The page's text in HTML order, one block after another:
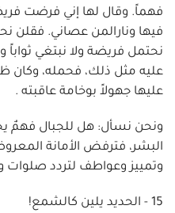
فهماً. وقال لها إني فرضت
فيها ونارالمن عصاني. فقلن
نحتمل فريضة ولا نبتغي ثواباً
عليه مثل ذلك، فحمله، وكان
عليها جهولاً بوخامة عاقبته .
ونحن نسأل: هل للجبال فهمٌ
البشر، فترفض الأمانة
وتمييز وعواطف لتردد صلوات
15 - الحديد يلين كالشمع!